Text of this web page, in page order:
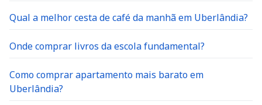
Qual a melhor cesta de café da manhã em Uberlândia?
Onde comprar livros da escola fundamental?
Como comprar apartamento mais barato em
Uberlândia?